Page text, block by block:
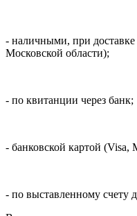
- наличными, при
Московской области);
- по квитанции через банк;
- банковской картой
- по выставленному счету